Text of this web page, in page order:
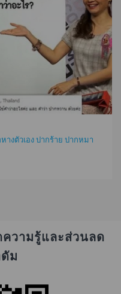
งตัวเอง ปากร้าย ปากหมา
ความรู้และส่วนลด
ม